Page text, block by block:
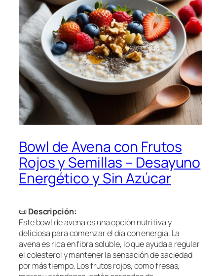
Bowl de Avena con Frutos
Rojos y Semillas – Desayuno
Energético y Sin Azúcar
📜Descripción:
Este bowl de avena es una opción nutritiva y
deliciosa para comenzar el día con energía. La
avena es rica en fibra soluble, lo que ayuda a regular
el colesterol y mantener la sensación de saciedad
por más tiempo. Los frutos rojos, como fresas,